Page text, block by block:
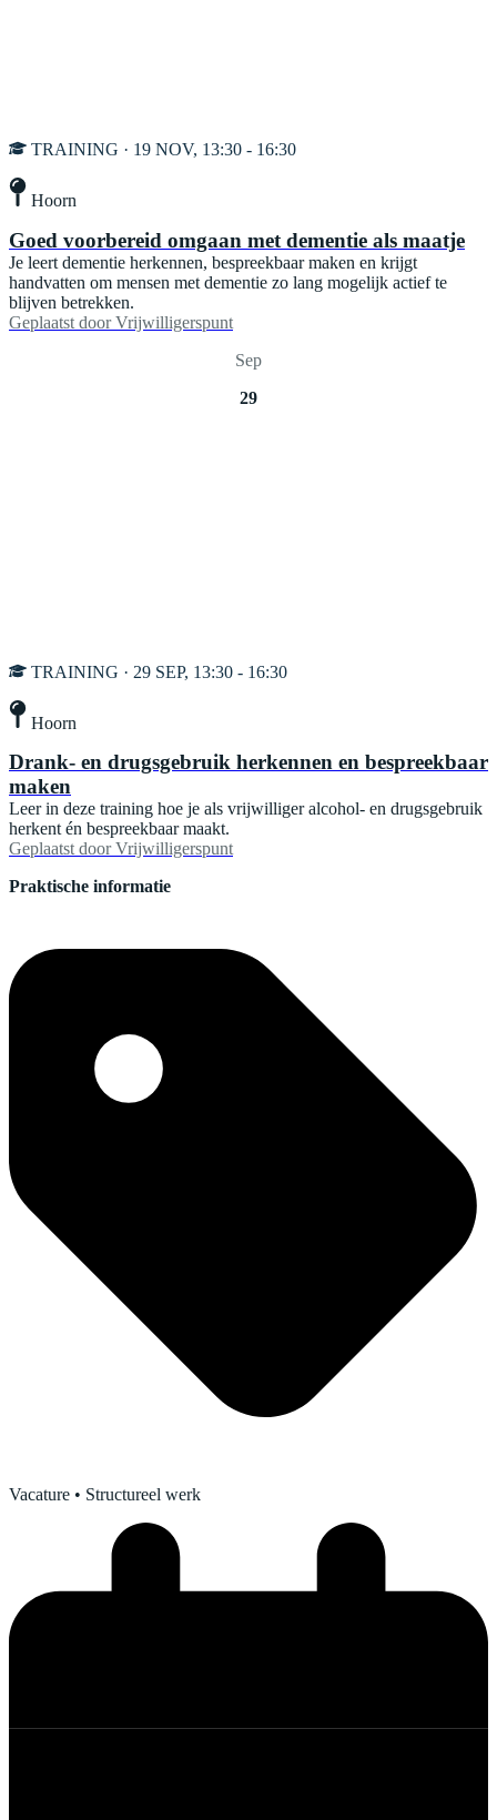
TRAINING · 19 NOV, 13:30 - 16:30
Hoorn
Goed voorbereid omgaan met dementie als maatje
Je leert dementie herkennen, bespreekbaar maken en krijgt
handvatten om mensen met dementie zo lang mogelijk actief te
blijven betrekken.
Geplaatst door Vrijwilligerspunt
Sep
29
TRAINING · 29 SEP, 13:30 - 16:30
Hoorn
Drank- en drugsgebruik herkennen en bespreekbaar
maken
Leer in deze training hoe je als vrijwilliger alcohol- en drugsgebruik
herkent én bespreekbaar maakt.
Geplaatst door Vrijwilligerspunt
Praktische informatie
Vacature • Structureel werk